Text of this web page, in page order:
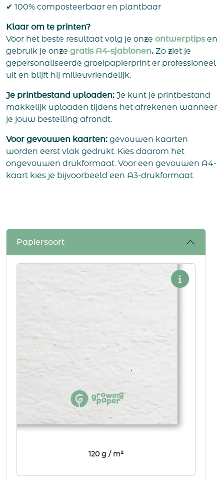
✔ 100% composteerbaar en plantbaar
Klaar om te printen?
Voor het beste resultaat volg je onze ontwerptips en
gebruik je onze gratis A4-sjablonen. Zo ziet je
gepersonaliseerde groeipapierprint er professioneel
uit en blijft hij milieuvriendelijk.
Je printbestand uploaden: Je kunt je printbestand
makkelijk uploaden tijdens het afrekenen wanneer
je jouw bestelling afrondt.
Voor gevouwen kaarten: gevouwen kaarten
worden eerst vlak gedrukt. Kies daarom het
ongevouwen drukformaat. Voor een gevouwen A4-
kaart kies je bijvoorbeeld een A3-drukformaat.
Papiersoort
120 g / m²